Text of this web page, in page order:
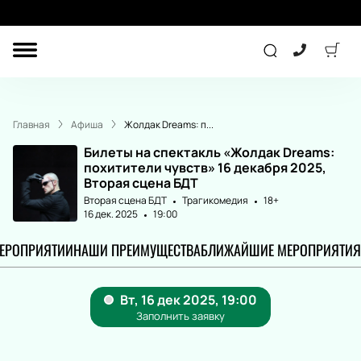
КОНЦЕРТ
СПОРТ
Главная Афиша Жолдак Dreams: п...
Билеты на спектакль «Жолдак Dreams:
похитители чувств» 16 декабря 2025,
Вторая сцена БДТ
Вторая сцена БДТ Трагикомедия
18+
16 дек. 2025
19:00
НАШИ ПРЕИМУЩЕСТВАБЛИЖАЙШИЕ МЕРОПРИЯТИЯ